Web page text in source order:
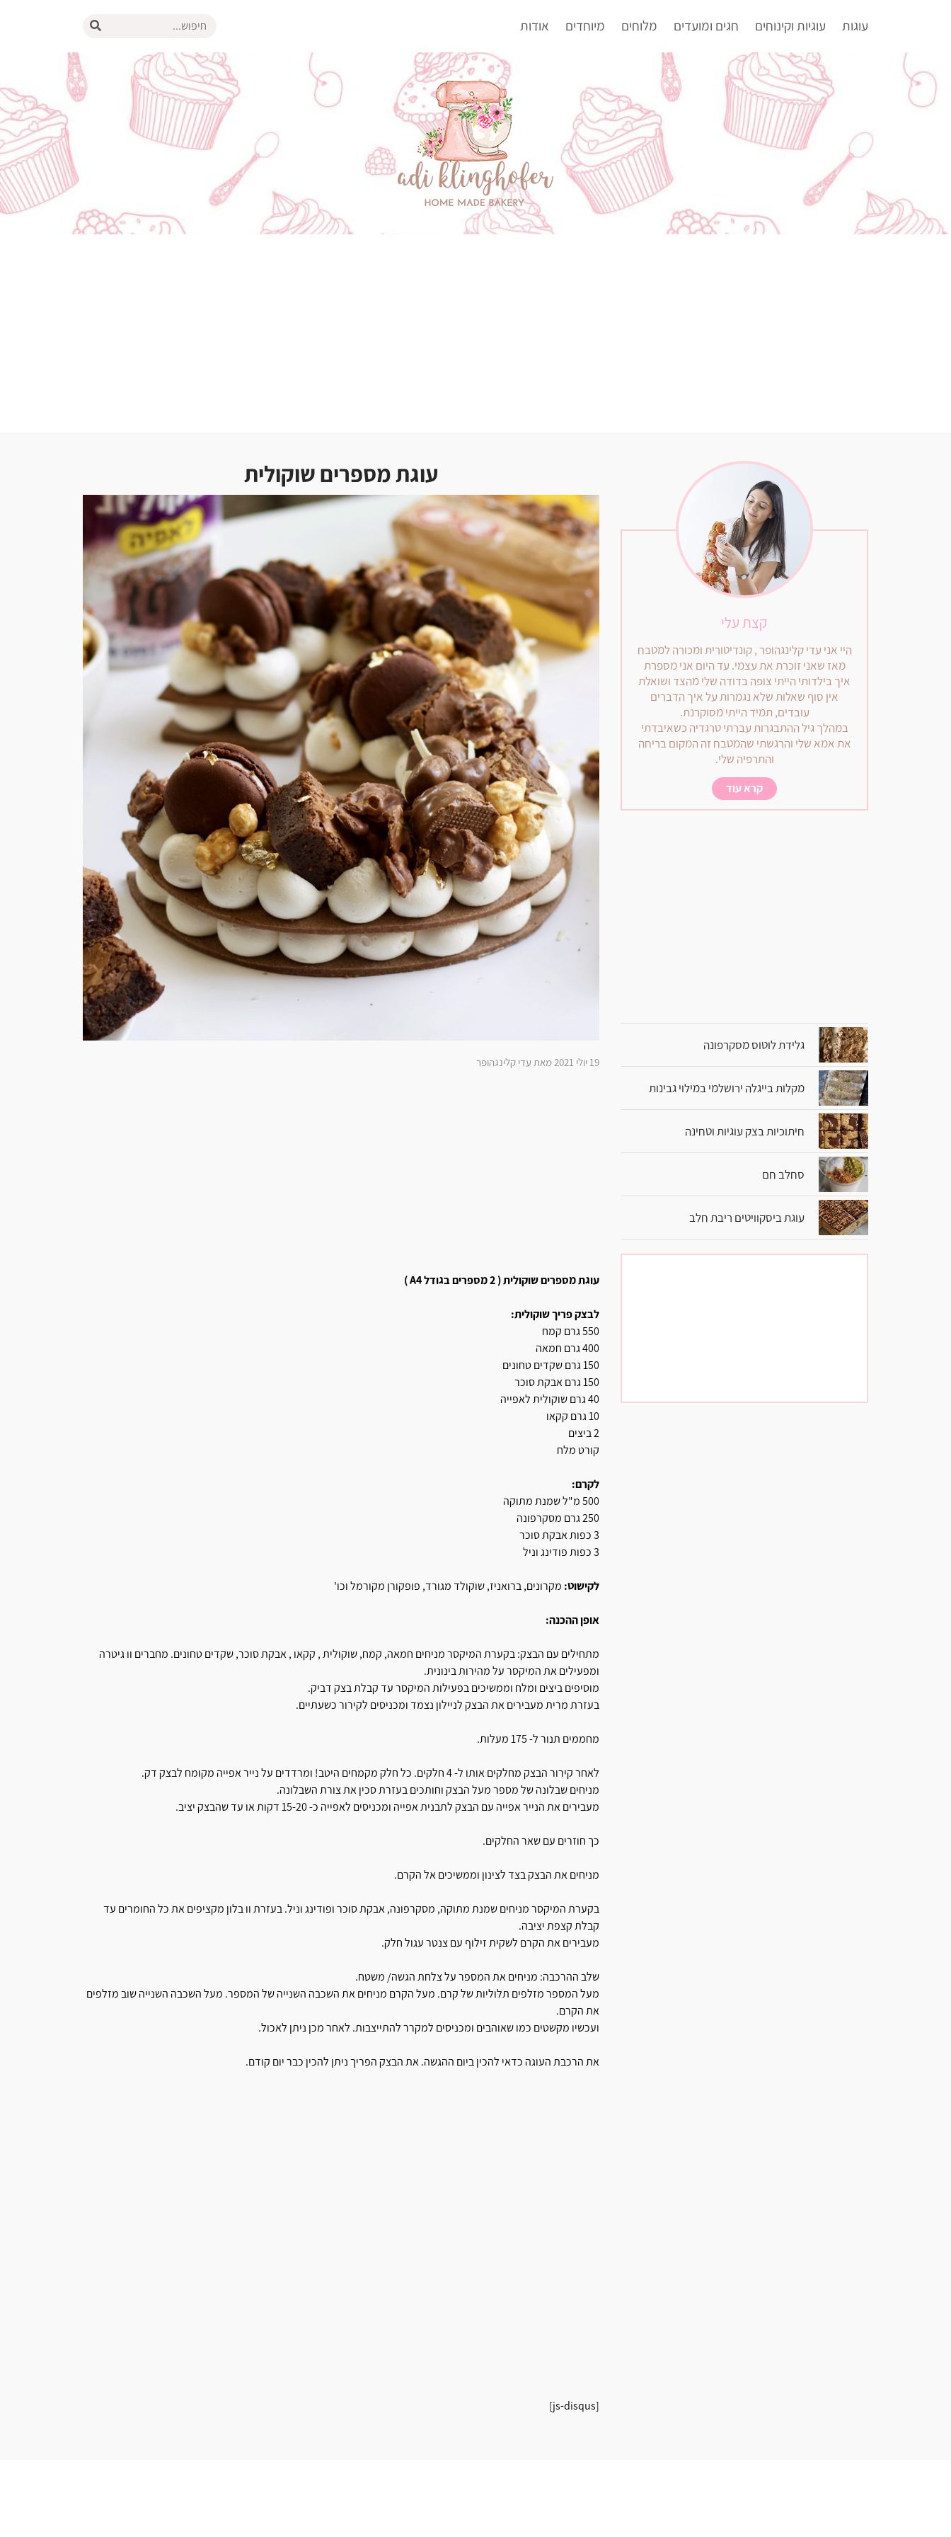
עוגות עוגיות וקינוחים חגים ומועדים מלוחים מיוחדים אודות
קצת עלי
היי אני עדי קלינגהופר , קונדיטורית ומכורה למטבח
מאז שאני זוכרת את עצמי. עד היום אני מספרת
איך בילדותי הייתי צופה בדודה שלי מהצד ושואלת
אין סוף שאלות שלא נגמרות על איך הדברים
עובדים, תמיד הייתי מסוקרנת.
במהלך גיל ההתבגרות עברתי טרגדיה כשאיבדתי
את אמא שלי והרגשתי שהמטבח זה המקום בריחה
והתרפיה שלי.
קרא עוד
גלידת לוטוס מסקרפונה
מקלות בייגלה ירושלמי במילוי גבינות
חיתוכיות בצק עוגיות וטחינה
סחלב חם
עוגת ביסקוויטים ריבת חלב
עוגת מספרים שוקולית
19 יולי 2021 מאת עדי קלינגהופר
עוגת מספרים שוקולית ( 2 מספרים בגודל A4 )
לבצק פריך שוקולית:
550 גרם קמח
400 גרם חמאה
150 גרם שקדים טחונים
150 גרם אבקת סוכר
40 גרם שוקולית לאפייה
10 גרם קקאו
2 ביצים
קורט מלח
לקרם:
500 מ"ל שמנת מתוקה
250 גרם מסקרפונה
3 כפות אבקת סוכר
3 כפות פודינג וניל
לקישוט: מקרונים, ברואניז, שוקולד מגורד, פופקורן מקורמל וכו'
אופן ההכנה:
מתחילים עם הבצק: בקערת המיקסר מניחים חמאה, קמח, שוקולית , קקאו , אבקת סוכר, שקדים טחונים. מחברים וו גיטרה
ומפעילים את המיקסר על מהירות בינונית.
מוסיפים ביצים ומלח וממשיכים בפעילות המיקסר עד קבלת בצק דביק.
בעזרת מרית מעבירים את הבצק לניילון נצמד ומכניסים לקירור כשעתיים.
מחממים תנור ל- 175 מעלות.
לאחר קירור הבצק מחלקים אותו ל- 4 חלקים. כל חלק מקמחים היטב! ומרדדים על נייר אפייה מקומח לבצק דק.
מניחים שבלונה של מספר מעל הבצק וחותכים בעזרת סכין את צורת השבלונה.
מעבירים את הנייר אפייה עם הבצק לתבנית אפייה ומכניסים לאפייה כ- 15-20 דקות או עד שהבצק יציב.
כך חוזרים עם שאר החלקים.
מניחים את הבצק בצד לצינון וממשיכים אל הקרם.
בקערת המיקסר מניחים שמנת מתוקה, מסקרפונה, אבקת סוכר ופודינג וניל. בעזרת וו בלון מקציפים את כל החומרים עד
קבלת קצפת יציבה.
מעבירים את הקרם לשקית זילוף עם צנטר עגול חלק.
שלב ההרכבה: מניחים את המספר על צלחת הגשה/ משטח.
מעל המספר מזלפים תלוליות של קרם. מעל הקרם מניחים את השכבה השנייה של המספר. מעל השכבה השנייה שוב מזלפים
את הקרם.
ועכשיו מקשטים כמו שאוהבים ומכניסים למקרר להתייצבות. לאחר מכן ניתן לאכול.
את הרכבת העוגה כדאי להכין ביום ההגשה. את הבצק הפריך ניתן להכין כבר יום קודם.
[js-disqus]